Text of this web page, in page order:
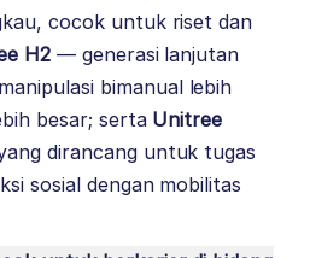
cocok untuk riset dan
H2— generasi lanjutan
bimanual lebih
besar; serta Unitree
dirancang untuk tugas
sosial dengan mobilitas